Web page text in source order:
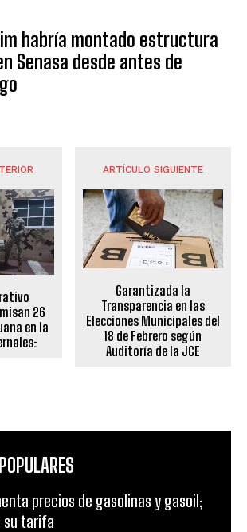
habría montado estructura
Senasa desde antes de
26
en la
ARTÍCULO SIGUIENTE
Garantizada la
Transparencia en las
Elecciones Municipales del
18 de Febrero según
Auditoría de la JCE
precios de gasolinas y gasoil;
su tarifa